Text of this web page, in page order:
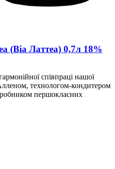
(Віа Латтеа) 0,7л 18%
співпраці нашої
технологом-кондитером
першокласних